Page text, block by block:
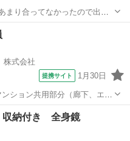
まり合ってなかったので出品
いて24時間経っていないので
まっておいてます。) サイ
ット/マット/ラグ
式会社
提携サイト 1月30日
や掃き掃除、ゴミ置場の整
使って清掃していただきます
納付き 全身鏡